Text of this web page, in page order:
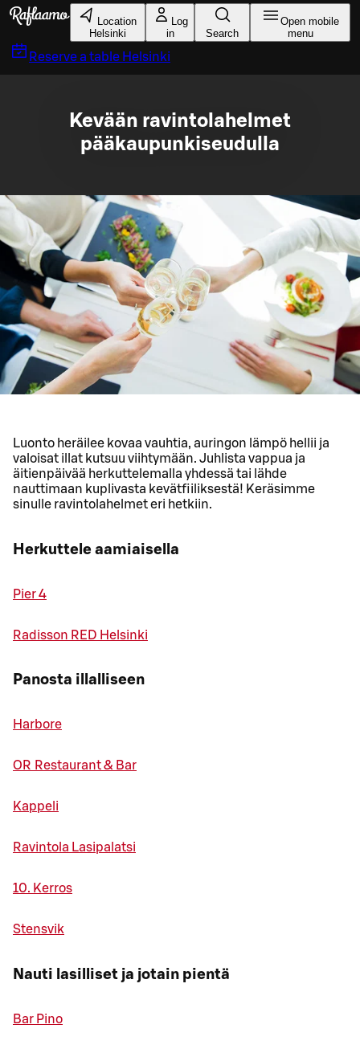
Skip to main content
Location
Helsinki
Log
in
Search
Open mobile
menu
Reserve a table Helsinki
Kevään ravintolahelmet
pääkaupunkiseudulla
Luonto heräilee kovaa vauhtia, auringon lämpö hellii ja
valoisat illat kutsuu viihtymään. Juhlista vappua ja
äitienpäivää herkuttelemalla yhdessä tai lähde
nauttimaan kuplivasta kevätfiiliksestä! Keräsimme
sinulle ravintolahelmet eri hetkiin.
Herkuttele aamiaisella
Pier 4
Radisson RED Helsinki
Panosta illalliseen
Harbore
OR Restaurant & Bar
Kappeli
Ravintola Lasipalatsi
10. Kerros
Stensvik
Nauti lasilliset ja jotain pientä
Bar Pino